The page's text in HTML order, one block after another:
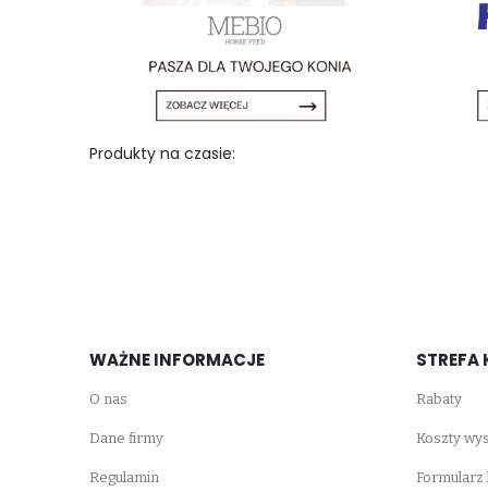
Produkty na czasie:
WAŻNE INFORMACJE
O nas
Dane firmy
Regulamin
STREFA
Rabaty
Koszty